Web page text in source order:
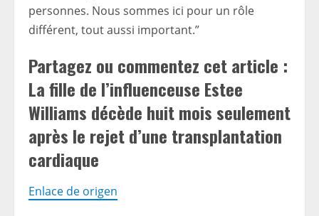
personnes. Nous sommes ici pour un rôle
différent, tout aussi important.”
Partagez ou commentez cet article :
La fille de l’influenceuse Estee
Williams décède huit mois seulement
après le rejet d’une transplantation
cardiaque
Enlace de origen